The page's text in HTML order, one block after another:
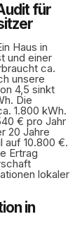
für
Haus in
und einer
ca.
unsere
4,5 sinkt
Die
1.800 kWh.
€ pro Jahr
20 Jahre
auf 10.800 €.
Ertrag
lokaler
in